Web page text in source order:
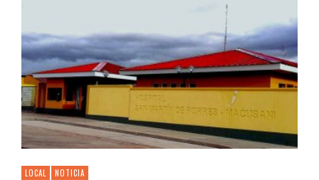
LOCAL NOTICIA